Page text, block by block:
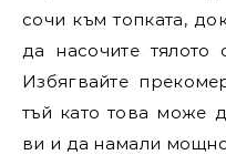
сочи към топката,
да насочите тялото
Избягвайте
тъй като това може
ви и да намали